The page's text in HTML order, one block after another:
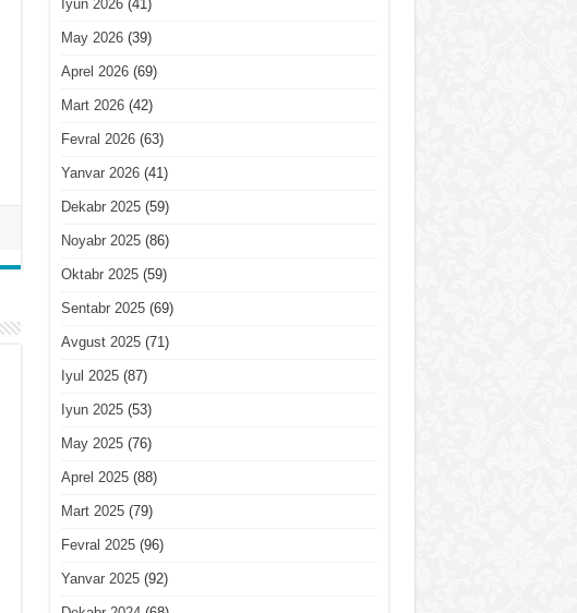
Iyun 2026(41)
May 2026(39)
Aprel 2026(69)
Mart 2026(42)
Fevral 2026(63)
Yanvar 2026(41)
Dekabr 2025(59)
Noyabr 2025(86)
Oktabr 2025(59)
Sentabr 2025(69)
Avgust 2025(71)
Iyul 2025(87)
Iyun 2025(53)
May 2025(76)
Aprel 2025(88)
Mart 2025(79)
Fevral 2025(96)
Yanvar 2025(92)